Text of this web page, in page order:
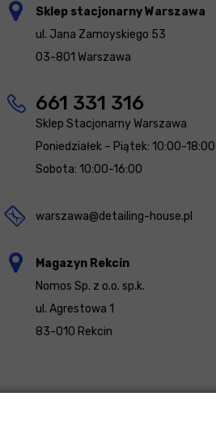
Sklep stacjonarny Warszawa
ul. Jana Zamoyskiego 53
03-801 Warszawa
661 331 316
Sklep Stacjonarny Warszawa
Poniedziałek – Piątek: 10:00-18:00
Sobota: 10:00-16:00
warszawa@detailing-house.pl
Magazyn Rekcin
Nomos Sp. z o.o. sp.k.
ul. Agrestowa 1
83-010 Rekcin